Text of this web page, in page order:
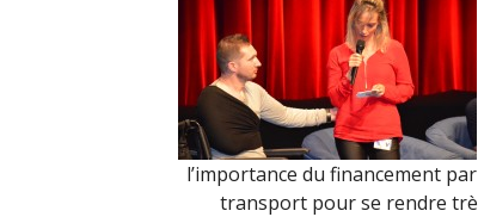
l’importance du financement
transport pour se rendre